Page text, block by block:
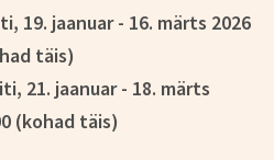
19. jaanuar - 16. märts 2026
täis)
21. jaanuar - 18. märts
(kohad täis)